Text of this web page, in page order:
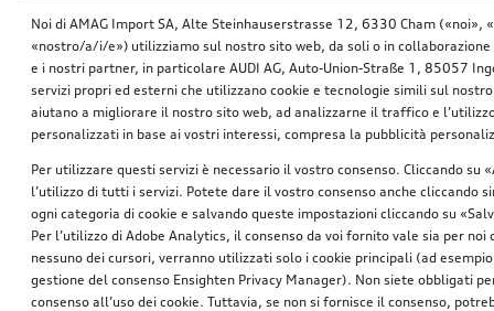
Noi di AMAG Import SA, Alte Steinhauserstrasse 12, 6330 Cham («noi»,
«nostro/a/i/e») utilizziamo sul nostro sito web, da soli o in
e i nostri partner, in particolare AUDI AG, Auto-Union-Straße 1, 85057
servizi propri ed esterni che utilizzano cookie e tecnologie simili sul
aiutano a migliorare il nostro sito web, ad analizzarne il traffico e
personalizzati in base ai vostri interessi, compresa la pubblicità
Per utilizzare questi servizi è necessario il vostro consenso. Cliccando
l’utilizzo di tutti i servizi. Potete dare il vostro consenso anche cliccando
ogni categoria di cookie e salvando queste impostazioni cliccando su
Per l’utilizzo di Adobe Analytics, il consenso da voi fornito vale sia per noi
nessuno dei cursori, verranno utilizzati solo i cookie principali (ad
gestione del consenso Ensighten Privacy Manager). Non siete obbligati
consenso all’uso dei cookie. Tuttavia, se non si fornisce il consenso,